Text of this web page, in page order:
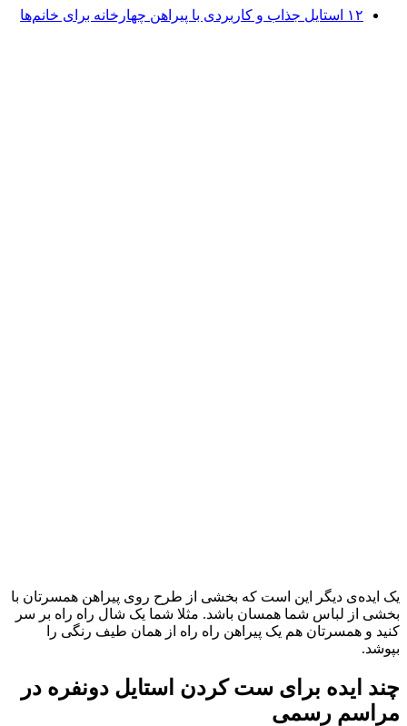
۱۲ استایل جذاب و کاربردی با پیراهن چهارخانه برای خانم‌ها
یک ایده‌ی دیگر این است که بخشی از طرح روی پیراهن همسرتان با
بخشی از لباس شما همسان باشد. مثلا شما یک شال راه راه بر سر
کنید و همسرتان هم یک پیراهن راه راه از همان طیف رنگی را
بپوشد.
چند ایده برای ست کردن استایل دونفره در
مراسم رسمی